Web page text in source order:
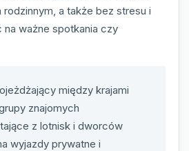
a także bez stresu i
ważne spotkania czy
między krajami
znajomych
z lotnisk i dworców
wyjazdy prywatne i